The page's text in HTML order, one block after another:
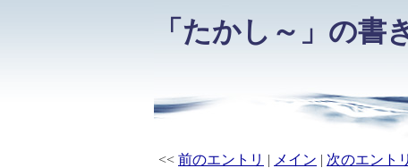
「たかし～」の書
<< 前のエントリ | メイン | 次のエントリ